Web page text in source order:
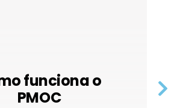
funciona o
PMOC